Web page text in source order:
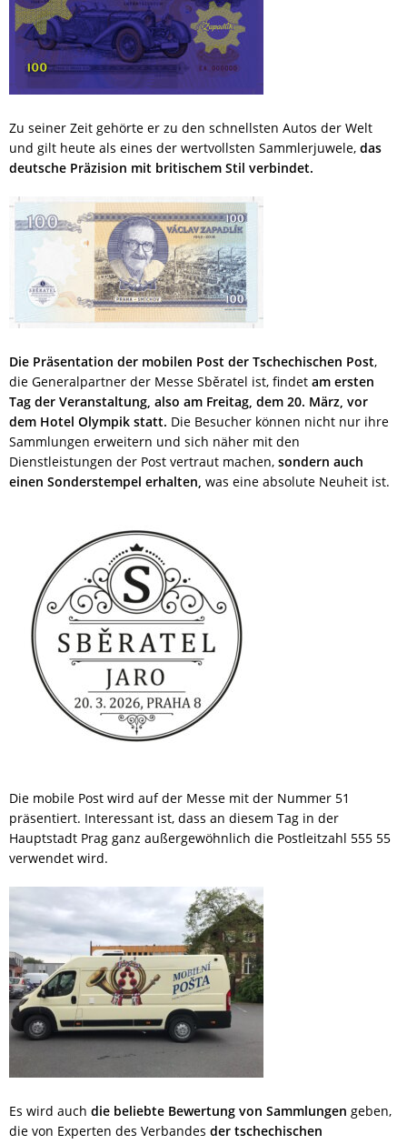
Zu seiner Zeit gehörte er zu den schnellsten Autos der Welt
und gilt heute als eines der wertvollsten Sammlerjuwele, das
deutsche Präzision mit britischem Stil verbindet.
Die Präsentation der mobilen Post der Tschechischen Post,
die Generalpartner der Messe Sběratel ist, findet am ersten
Tag der Veranstaltung, also am Freitag, dem 20. März, vor
dem Hotel Olympik statt. Die Besucher können nicht nur ihre
Sammlungen erweitern und sich näher mit den
Dienstleistungen der Post vertraut machen, sondern auch
einen Sonderstempel erhalten, was eine absolute Neuheit ist.
Die mobile Post wird auf der Messe mit der Nummer 51
präsentiert. Interessant ist, dass an diesem Tag in der
Hauptstadt Prag ganz außergewöhnlich die Postleitzahl 555 55
verwendet wird.
Es wird auch die beliebte Bewertung von Sammlungen geben,
die von Experten des Verbandes der tschechischen